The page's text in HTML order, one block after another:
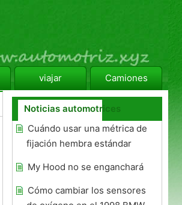
viajar Camiones
Noticias automotrices
Cuándo usar una métrica de
fijación hembra estándar
My Hood no se enganchará
Cómo cambiar los sensores